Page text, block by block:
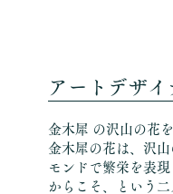
アートデザイ
金木犀 の沢山の花
金木犀の花は、沢
モンドで繁栄を表
からこそ、という